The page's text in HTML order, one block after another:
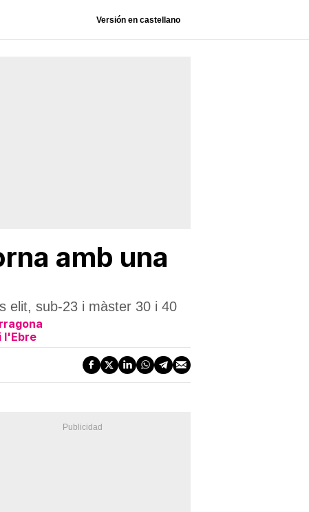
Versión en castellano
amb una
elit, sub-23 i màster 30 i 40
l'Ebre